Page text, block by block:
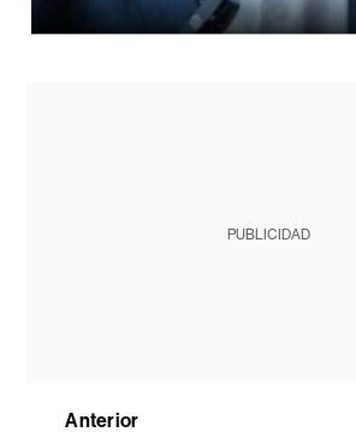
PUBLICIDAD
Anterior